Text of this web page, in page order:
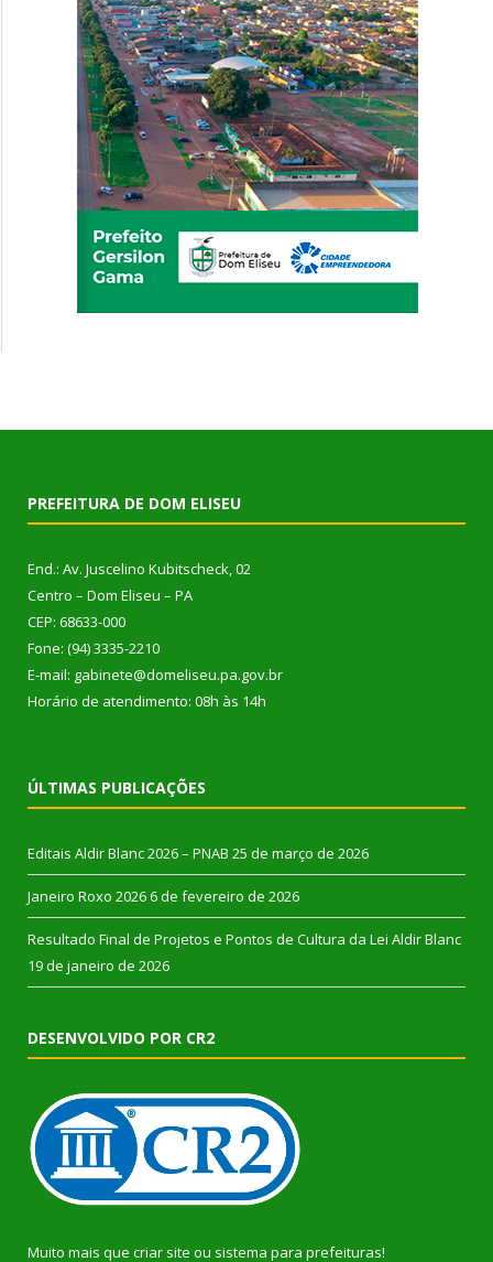
PREFEITURA DE DOM ELISEU
End.: Av. Juscelino Kubitscheck, 02
Centro – Dom Eliseu – PA
CEP: 68633-000
Fone: (94) 3335-2210
E-mail: gabinete@domeliseu.pa.gov.br
Horário de atendimento: 08h às 14h
ÚLTIMAS PUBLICAÇÕES
Editais Aldir Blanc 2026 – PNAB 25 de março de 2026
Janeiro Roxo 2026 6 de fevereiro de 2026
Resultado Final de Projetos e Pontos de Cultura da Lei Aldir Blanc
19 de janeiro de 2026
DESENVOLVIDO POR CR2
Muito mais que criar site ou sistema para prefeituras!